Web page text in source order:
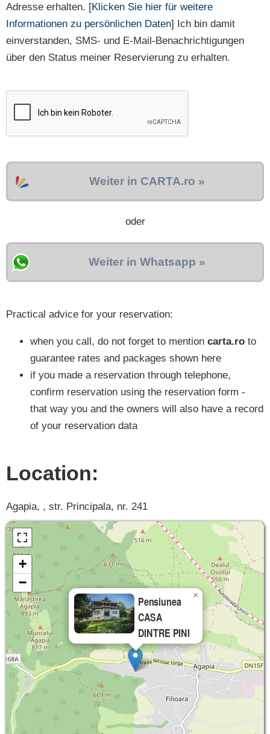
Adresse erhalten. [Klicken Sie hier für weitere
Informationen zu persönlichen Daten] Ich bin damit
einverstanden, SMS- und E-Mail-Benachrichtigungen
über den Status meiner Reservierung zu erhalten.
Weiter in CARTA.ro »
oder
Weiter in Whatsapp »
Practical advice for your reservation:
when you call, do not forget to mention carta.ro to
guarantee rates and packages shown here
if you made a reservation through telephone,
confirm reservation using the reservation form -
that way you and the owners will also have a record
of your reservation data
Location:
Agapia, , str. Principala, nr. 241
Pensiunea
CASA
DINTRE PINI
×
+
−